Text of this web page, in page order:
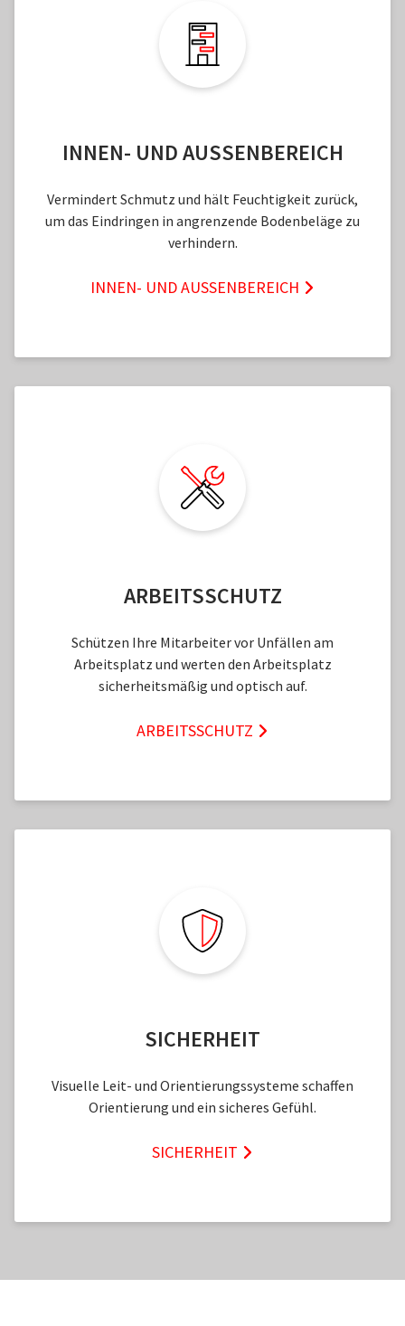
INNEN- UND AUSSENBEREICH
Vermindert Schmutz und hält Feuchtigkeit zurück,
um das Eindringen in angrenzende Bodenbeläge zu
verhindern.
INNEN- UND AUSSENBEREICH
ARBEITSSCHUTZ
Schützen Ihre Mitarbeiter vor Unfällen am
Arbeitsplatz und werten den Arbeitsplatz
sicherheitsmäßig und optisch auf.
ARBEITSSCHUTZ
SICHERHEIT
Visuelle Leit- und Orientierungssysteme schaffen
Orientierung und ein sicheres Gefühl.
SICHERHEIT